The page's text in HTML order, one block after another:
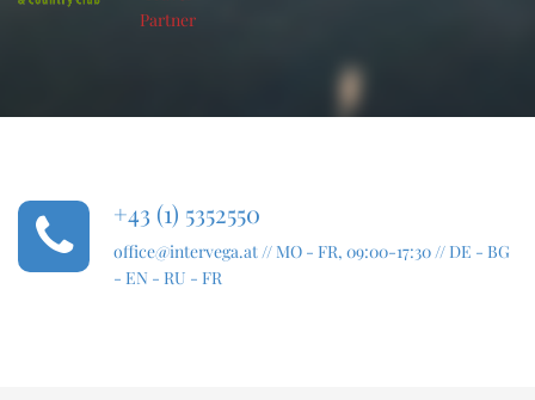
+43 (1) 5352550
office@intervega.at// MO - FR, 09:00-17:30 // DE - BG
- EN - RU - FR